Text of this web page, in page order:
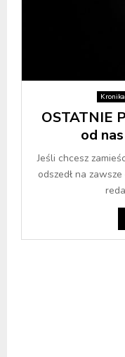
Kronika
OSTATNIE
od
Jeśli chcesz
odszedł na